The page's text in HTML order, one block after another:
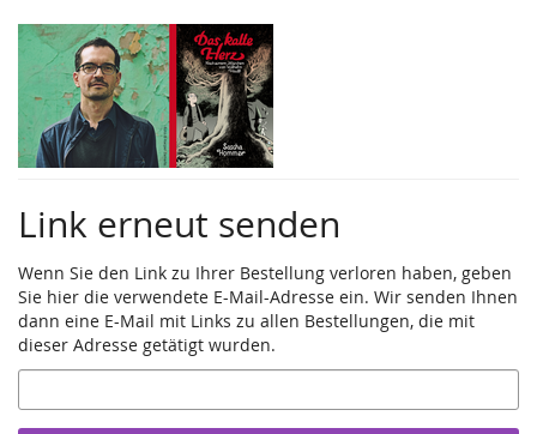
Zum
Haupt-
Inhalt
springen
Link erneut senden
Wenn Sie den Link zu Ihrer Bestellung verloren haben, geben
Sie hier die verwendete E-Mail-Adresse ein. Wir senden Ihnen
dann eine E-Mail mit Links zu allen Bestellungen, die mit
dieser Adresse getätigt wurden.
E-
Mail